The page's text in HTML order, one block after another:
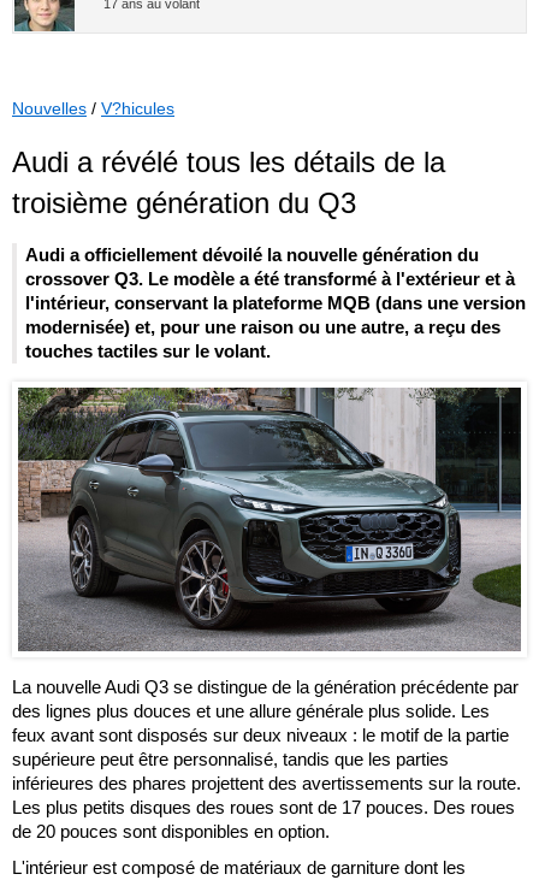
17 ans au volant
Nouvelles / V?hicules
Audi a révélé tous les détails de la
troisième génération du Q3
Audi a officiellement dévoilé la nouvelle génération du
crossover Q3. Le modèle a été transformé à l'extérieur et à
l'intérieur, conservant la plateforme MQB (dans une version
modernisée) et, pour une raison ou une autre, a reçu des
touches tactiles sur le volant.
La nouvelle Audi Q3 se distingue de la génération précédente par
des lignes plus douces et une allure générale plus solide. Les
feux avant sont disposés sur deux niveaux : le motif de la partie
supérieure peut être personnalisé, tandis que les parties
inférieures des phares projettent des avertissements sur la route.
Les plus petits disques des roues sont de 17 pouces. Des roues
de 20 pouces sont disponibles en option.
L'intérieur est composé de matériaux de garniture dont les